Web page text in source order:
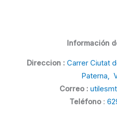
Información
Direccion : Carrer Ciutat
Paterna,
Correo :
Teléfono :